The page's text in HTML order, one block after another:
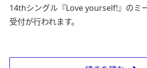
14thシングル『Love yourself!』のミ
受付が行われます。